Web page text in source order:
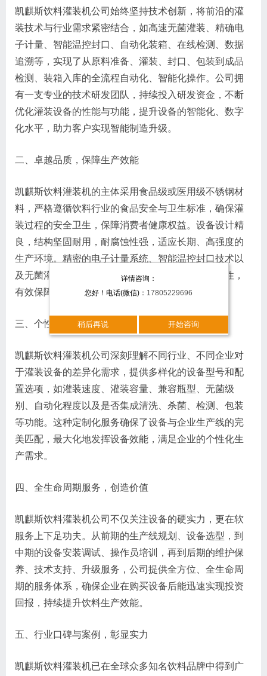
凯麒斯饮料灌装机公司始终坚持技术创新，将前沿的灌
装技术与行业需求紧密结合，如高速无菌灌装、精确电
子计量、智能温控封口、自动化装箱、在线检测、数据
追溯等，实现了从原料准备、灌装、封口、包装到成品
检测、装箱入库的全流程自动化、智能化操作。公司拥
有一支专业的技术研发团队，持续投入研发资金，不断
优化灌装设备的性能与功能，提升设备的智能化、数字
化水平，助力客户实现智能制造升级。
二、卓越品质，保障生产效能
凯麒斯饮料灌装机的主体采用食品级或医用级不锈钢材
料，严格遵循饮料行业的食品安全与卫生标准，确保灌
装过程的安全卫生，保障消费者健康权益。设备设计精
良，结构坚固耐用，耐腐蚀性强，适应长期、高强度的
生产环境。精密的电子计量系统、智能温控封口技术以
及无菌灌装工艺，确保了灌装过程的精准度与卫生性，
有效保障饮料产品的品质。
三、个性化定制，满足多元需求
凯麒斯饮料灌装机公司深刻理解不同行业、不同企业对
于灌装设备的差异化需求，提供多样化的设备型号和配
置选项，如灌装速度、灌装容量、兼容瓶型、无菌级
别、自动化程度以及是否集成清洗、杀菌、检测、包装
等功能。这种定制化服务确保了设备与企业生产线的完
美匹配，最大化地发挥设备效能，满足企业的个性化生
产需求。
四、全生命周期服务，创造价值
凯麒斯饮料灌装机公司不仅关注设备的硬实力，更在软
服务上下足功夫。从前期的生产线规划、设备选型，到
中期的设备安装调试、操作员培训，再到后期的维护保
养、技术支持、升级服务，公司提供全方位、全生命周
期的服务体系，确保企业在购买设备后能迅速实现投资
回报，持续提升饮料生产效能。
五、行业口碑与案例，彰显实力
凯麒斯饮料灌装机已在全球众多知名饮料品牌中得到广
详情咨询：
您好！电话(微信)： 17805229696
稍后再说 开始咨询